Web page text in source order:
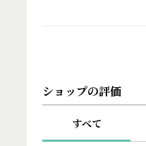
ショップの評価
すべて